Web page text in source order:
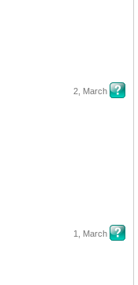
2, March
1, March